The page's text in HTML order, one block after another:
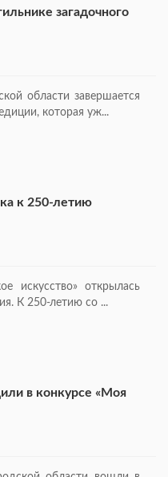
загадочного
области завершается
которая уж...
к 250-летию
искусство» открылась
К 250-летию со ...
в конкурсе «Моя